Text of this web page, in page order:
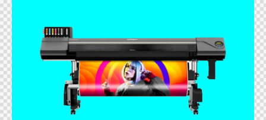
Roland TrueVIS LG 640
Productos